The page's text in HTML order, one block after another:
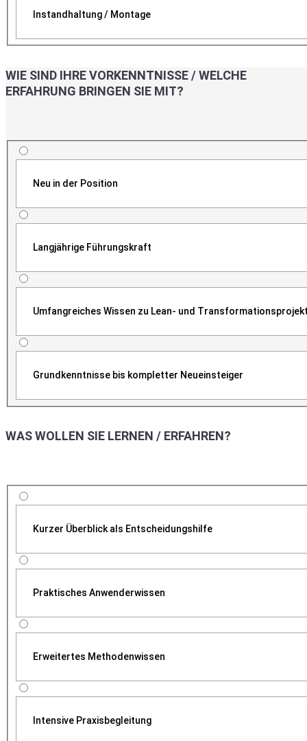
Instandhaltung / Montage
WIE SIND IHRE VORKENNTNISSE / WELCHE
ERFAHRUNG BRINGEN SIE MIT?
Neu in der Position
Langjährige Führungskraft
Umfangreiches Wissen zu Lean- und
Grundkenntnisse bis kompletter Neueinsteiger
WAS WOLLEN SIE LERNEN / ERFAHREN?
Kurzer Überblick als Entscheidungshilfe
Praktisches Anwenderwissen
Erweitertes Methodenwissen
Intensive Praxisbegleitung